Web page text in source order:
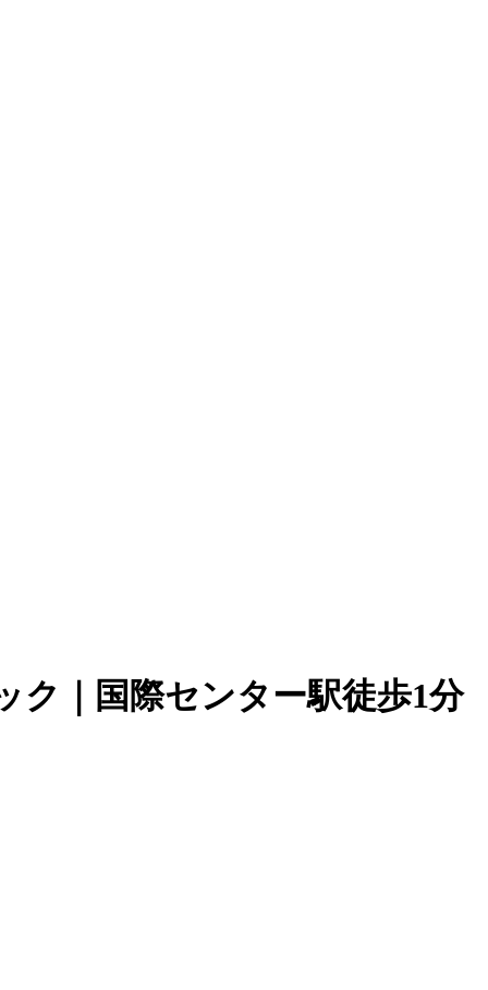
ク｜国際センター駅徒歩1分